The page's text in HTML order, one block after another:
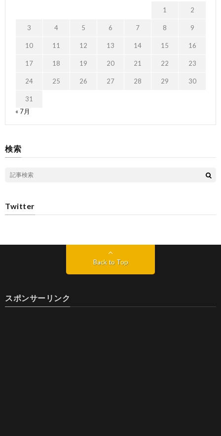
1 2
3 4 5 6 7 8 9
10 11 12 13 14 15 16
17 18 19 20 21 22 23
24 25 26 27 28 29 30
31
« 7月
検索
Twitter
Back to Top
スポンサーリンク